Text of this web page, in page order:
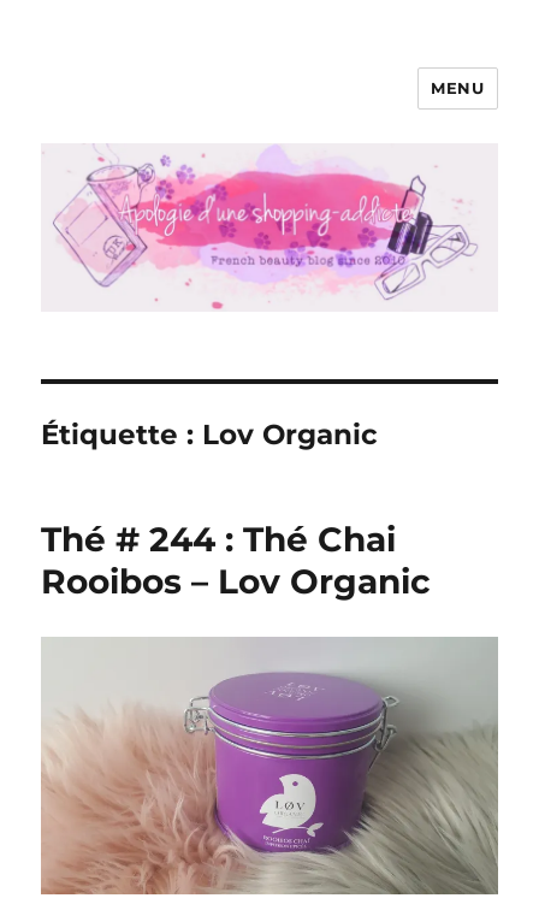
Apologie d'une Shopping-addicte
MENU
Étiquette : Lov Organic
Thé # 244 : Thé Chai
Rooibos – Lov Organic